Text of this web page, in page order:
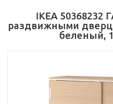
IKEA
раздвижными
беленый,